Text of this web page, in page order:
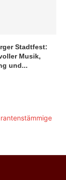
Stadtfest:
Musik,
und...